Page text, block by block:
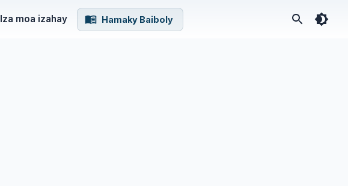
Iza moa izahay Hamaky Baiboly